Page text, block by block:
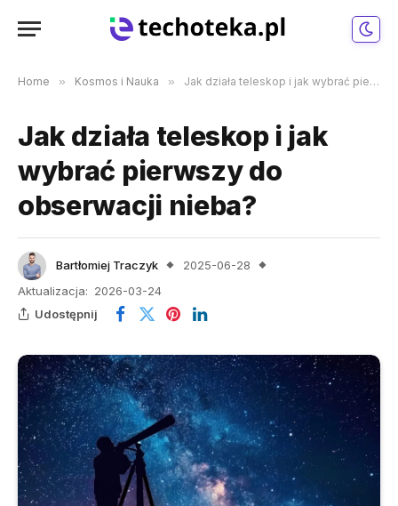
Home » Kosmos i Nauka » Jak działa teleskop i jak wybrać pierwszy do obserwacji nieba?
Jak działa teleskop i jak
wybrać pierwszy do
obserwacji nieba?
Bartłomiej Traczyk
2025-06-28
Aktualizacja: 2026-03-24
Udostępnij